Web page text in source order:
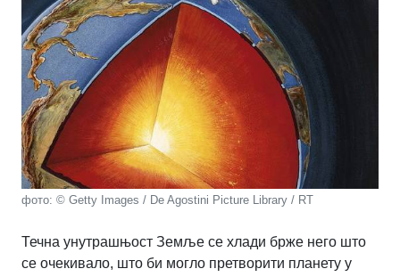
фото: © Getty Images / De Agostini Picture Library / RT
Течна унутрашњост Земље се хлади брже него што
се очекивало, што би могло претворити планету у